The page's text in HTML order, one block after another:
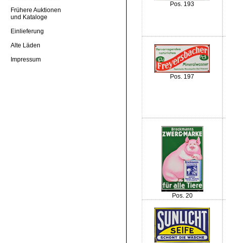
Frühere Auktionen
und Kataloge
Einlieferung
Alte Läden
Impressum
Pos. 193
Pos. 197
Pos. 20